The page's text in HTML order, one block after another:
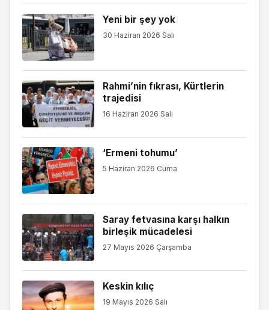
Yeni bir şey yok
30 Haziran 2026 Salı
Rahmi’nin fıkrası, Kürtlerin
trajedisi
16 Haziran 2026 Salı
‘Ermeni tohumu’
5 Haziran 2026 Cuma
Saray fetvasına karşı halkın
birleşik mücadelesi
27 Mayıs 2026 Çarşamba
Keskin kılıç
19 Mayıs 2026 Salı